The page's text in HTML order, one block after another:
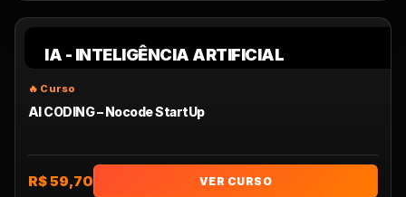
IA - INTELIGÊNCIA ARTIFICIAL
AI CODING – Nocode StartUp
R$ 59,70 VER CURSO